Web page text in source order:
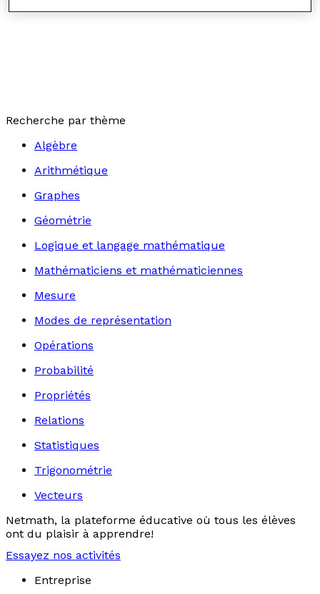
Recherche par thème
Algèbre
Arithmétique
Graphes
Géométrie
Logique et langage mathématique
Mathématiciens et mathématiciennes
Mesure
Modes de représentation
Opérations
Probabilité
Propriétés
Relations
Statistiques
Trigonométrie
Vecteurs
Netmath, la plateforme éducative où tous les élèves
ont du plaisir à apprendre!
Essayez nos activités
Entreprise